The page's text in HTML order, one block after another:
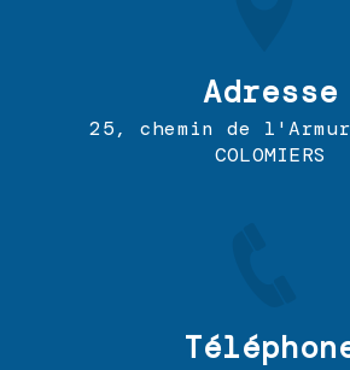
Adresse
25, chemin de
COLOMIERS